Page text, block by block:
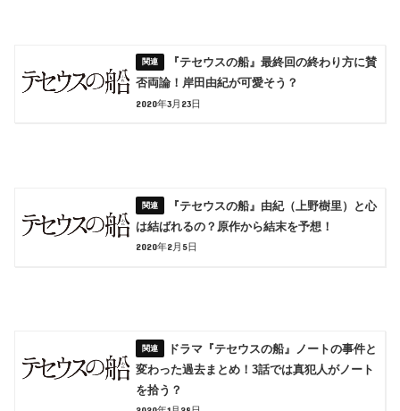
『テセウスの船』最終回の終わり方に賛
否両論！岸田由紀が可愛そう？
2020年3月23日
『テセウスの船』由紀（上野樹里）と心
は結ばれるの？原作から結末を予想！
2020年2月5日
ドラマ『テセウスの船』ノートの事件と
変わった過去まとめ！3話では真犯人がノート
を拾う？